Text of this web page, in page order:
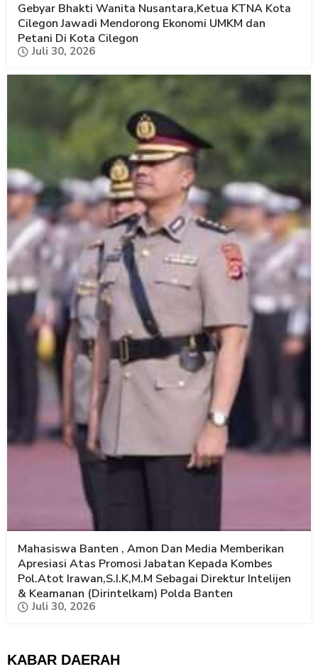
Gebyar Bhakti Wanita Nusantara,Ketua KTNA Kota
Cilegon Jawadi Mendorong Ekonomi UMKM dan
Petani Di Kota Cilegon
Juli 30, 2026
Mahasiswa Banten , Amon Dan Media Memberikan
Apresiasi Atas Promosi Jabatan Kepada Kombes
Pol.Atot Irawan,S.I.K,M.M Sebagai Direktur Intelijen
& Keamanan (Dirintelkam) Polda Banten
Juli 30, 2026
KABAR DAERAH